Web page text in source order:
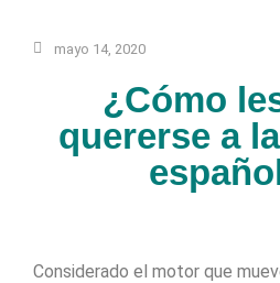
mayo 14, 2020
¿Cómo
quererse a
Considerado el motor que